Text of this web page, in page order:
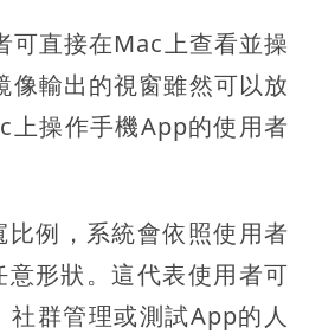
直接在Mac上查看並操
輸出的視窗雖然可以放
上操作手機App的使用者
例，系統會依照使用者
形狀。這代表使用者可
群管理或測試App的人